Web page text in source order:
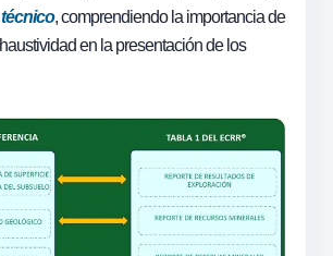
, comprendiendo la importancia de
en la presentación de los